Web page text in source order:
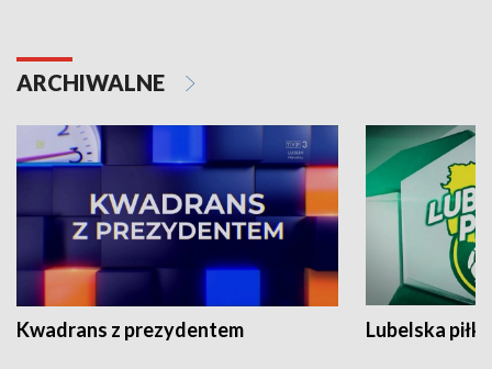
ARCHIWALNE
Kwadrans z prezydentem Lubelska piłka